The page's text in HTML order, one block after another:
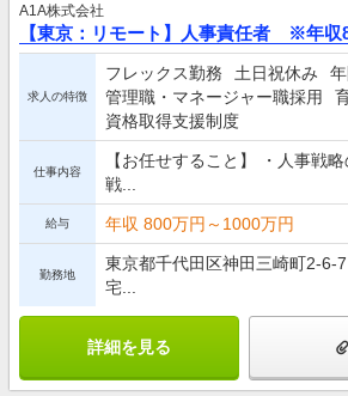
A1A株式会社
【東京：リモート】人事責任者 ※年収
求人の特徴
フレックス勤務 土日祝休み
管理職・マネージャー職採用
資格取得支援制度
仕事内容
【お任せすること】 ・人事戦
戦...
給与 年収 800万円～1000万円
勤務地
東京都千代田区神田三崎町2-6-
宅...
詳細を見る